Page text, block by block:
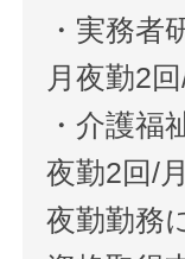
・実務者
月夜勤2回
・介護福
夜勤2回/月
夜勤勤務